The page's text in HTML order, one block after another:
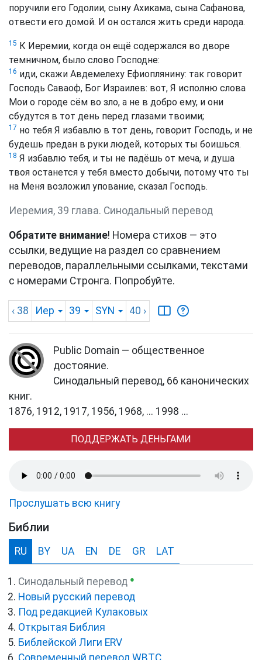
поручили его Годолии, сыну Ахикама, сына Сафанова,
отвести его домой. И он остался жить среди народа.
15 К Иеремии, когда он ещё содержался во дворе
темничном, было слово Господне:
16 иди, скажи Авдемелеху Ефиоплянину: так говорит
Господь Саваоф, Бог Израилев: вот, Я исполню слова
Мои о городе сём во зло, а не в добро ему, и они
сбудутся в тот день перед глазами твоими;
17 но тебя Я избавлю в тот день, говорит Господь, и не
будешь предан в руки людей, которых ты боишься.
18 Я избавлю тебя, и ты не падёшь от меча, и душа
твоя останется у тебя вместо добычи, потому что ты
на Меня возложил упование, сказал Господь.
Иеремия, 39 глава. Синодальный перевод
Обратите внимание! Номера стихов — это
ссылки, ведущие на раздел со сравнением
переводов, параллельными ссылками, текстами
с номерами Стронга. Попробуйте.
‹ 38 Иер 39 SYN 40 ›
Public Domain — общественное
достояние.
Синодальный перевод, 66 канонических
книг.
1876, 1912, 1917, 1956, 1968, ... 1998 ...
ПОДДЕРЖАТЬ ДЕНЬГАМИ
Прослушать всю книгу
Библии
RU BY UA EN DE GR LAT
Синодальный перевод ●
Новый русский перевод
Под редакцией Кулаковых
Открытая Библия
Библейской Лиги ERV